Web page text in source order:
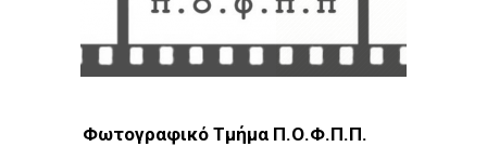
Φωτογραφικό Τμήμα Π.Ο.Φ.Π.Π.